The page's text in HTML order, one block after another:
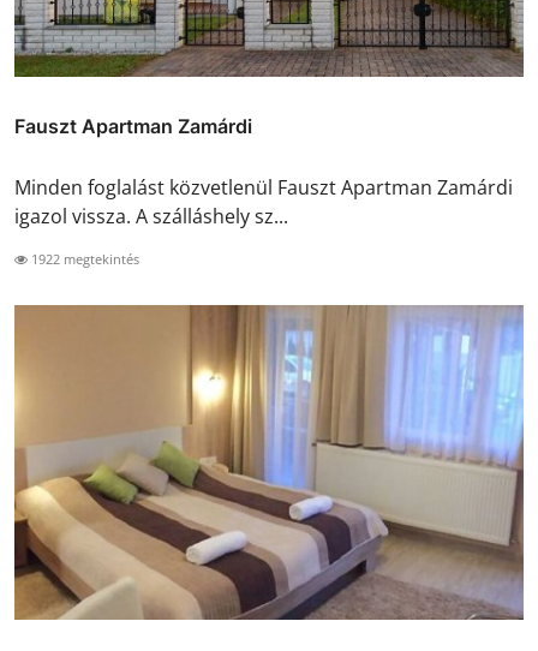
Fauszt Apartman Zamárdi
Minden foglalást közvetlenül Fauszt Apartman Zamárdi
igazol vissza. A szálláshely sz...
1922 megtekintés